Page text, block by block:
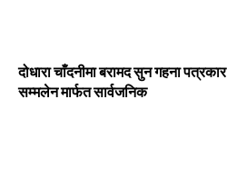
दोधारा चाँदनीमा बरामद सुन गहना पत्रकार
सम्मलेन मार्फत सार्वजनिक